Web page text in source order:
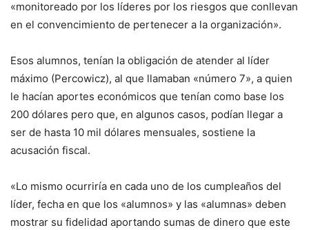
«monitoreado por los líderes por los riesgos que conllevan
en el convencimiento de pertenecer a la organización».
Esos alumnos, tenían la obligación de atender al líder
máximo (Percowicz), al que llamaban «número 7», a quien
le hacían aportes económicos que tenían como base los
200 dólares pero que, en algunos casos, podían llegar a
ser de hasta 10 mil dólares mensuales, sostiene la
acusación fiscal.
«Lo mismo ocurriría en cada uno de los cumpleaños del
líder, fecha en que los «alumnos» y las «alumnas» deben
mostrar su fidelidad aportando sumas de dinero que este